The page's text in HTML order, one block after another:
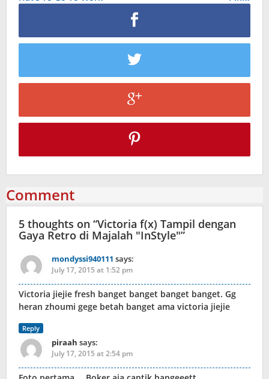
Comment
5 thoughts on “Victoria f(x) Tampil dengan
Gaya Retro di Majalah "InStyle"”
mondyssi940111 says:
July 17, 2015 at 1:52 pm
Victoria jiejie fresh banget banget banget banget. Gg
heran zhoumi gege betah banget ama victoria jiejie
Reply
piraah says:
July 17, 2015 at 2:54 pm